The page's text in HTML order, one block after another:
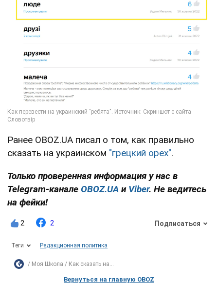
Ранее OBOZ.UA писал о том, как правильно
сказать на украинском "грецкий орех".
Только проверенная информация у нас в
Telegram-канале OBOZ.UA и Viber. Не ведитесь
на фейки!
2 2 Подписаться
Теги Редакционная политика
Моя Школа Как сказать на...
Вернуться на главную OBOZ